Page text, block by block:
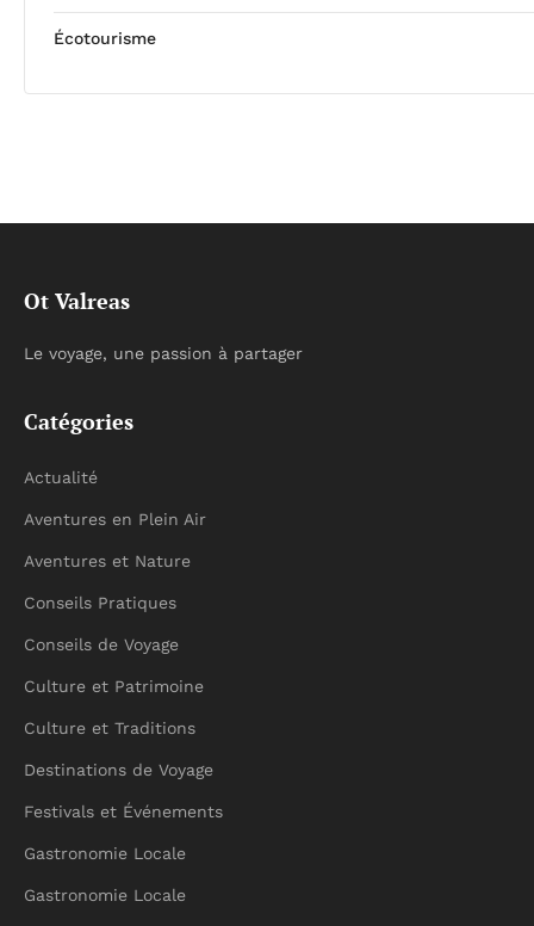
Écotourisme
Ot Valreas
Le voyage, une passion à partager
Catégories
Actualité
Aventures en Plein Air
Aventures et Nature
Conseils Pratiques
Conseils de Voyage
Culture et Patrimoine
Culture et Traditions
Destinations de Voyage
Festivals et Événements
Gastronomie Locale
Gastronomie Locale